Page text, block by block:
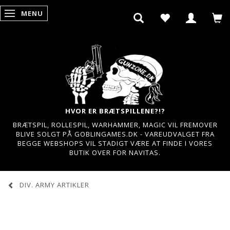
SKIFTE NAVIGATION
MENU
HVOR ER BRÆTSPILLENE?!?
BRÆTSPIL, ROLLESPIL, WARHAMMER, MAGIC VIL FREMOVER
BLIVE SOLGT PÅ GOBLINGAMES.DK - VAREUDVALGET FRA
BEGGE WEBSHOPS VIL STADIGT VÆRE AT FINDE I VORES
BUTIK OVER FOR NAVITAS.
DIV. ARMY ARTIKLER